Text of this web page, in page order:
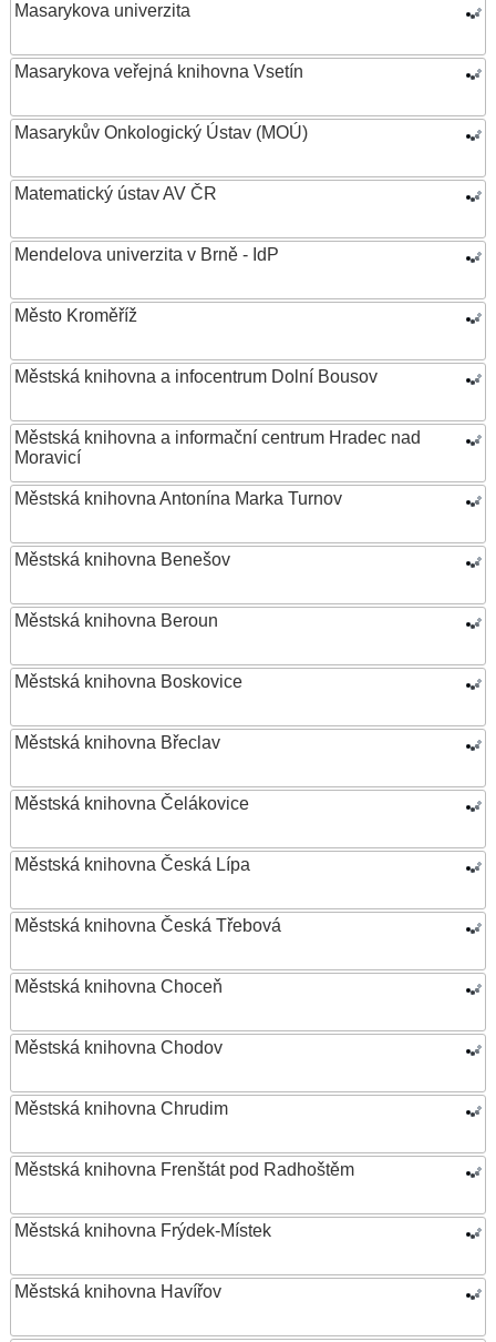
Masarykova univerzita
Masarykova veřejná knihovna Vsetín
Masarykův Onkologický Ústav (MOÚ)
Matematický ústav AV ČR
Mendelova univerzita v Brně - IdP
Město Kroměříž
Městská knihovna a infocentrum Dolní Bousov
Městská knihovna a informační centrum Hradec nad
Moravicí
Městská knihovna Antonína Marka Turnov
Městská knihovna Benešov
Městská knihovna Beroun
Městská knihovna Boskovice
Městská knihovna Břeclav
Městská knihovna Čelákovice
Městská knihovna Česká Lípa
Městská knihovna Česká Třebová
Městská knihovna Choceň
Městská knihovna Chodov
Městská knihovna Chrudim
Městská knihovna Frenštát pod Radhoštěm
Městská knihovna Frýdek-Místek
Městská knihovna Havířov